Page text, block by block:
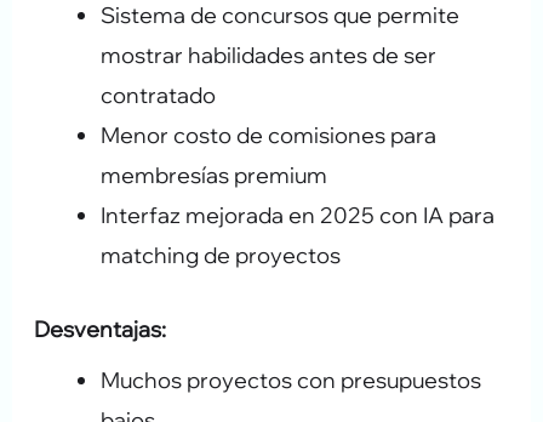
Sistema de concursos que permite
mostrar habilidades antes de ser
contratado
Menor costo de comisiones para
membresías premium
Interfaz mejorada en 2025 con IA para
matching de proyectos
Desventajas:
Muchos proyectos con presupuestos